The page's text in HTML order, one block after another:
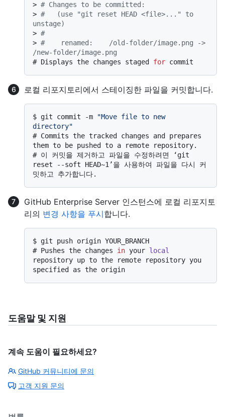
> # Changes to be committed:
> #   (use "git reset HEAD <file>..." to
unstage)
> #
> #    renamed:    /old-folder/image.png ->
/new-folder/image.png
# Displays the changes staged for commit
로컬 리포지토리에서 스테이징한 파일을 커밋합니다.
$ git commit -m
"Move file to new
directory"
# Commits the tracked changes and prepares
them to be pushed to a remote repository.
# 이 커밋을 제거하고 파일을 수정하려면 ‘git
reset --soft HEAD~1’을 사용하여 파일을 다시 커
밋하고 추가합니다.
GitHub Enterprise Server 인스턴스에 로컬 리포지토
리의 변경 사항을 푸시합니다.
$ git push origin YOUR_BRANCH
# Pushes the changes in your local
repository up to the remote repository you
specified as the origin
도움말 및 지원
계속 도움이 필요하세요?
GitHub 커뮤니티에 문의
고객 지원 문의